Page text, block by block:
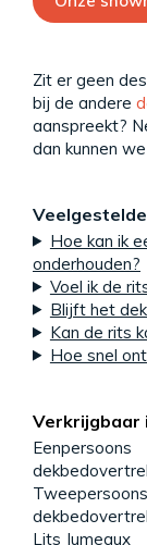
Zit er geen
bij de andere
aanspreekt?
dan kunnen
Hoe kan ik
onderhouden?
Voel ik de
Blijft het
Kan de rits
Hoe snel
Verkrijgbaar
Eenpersoons
Tweepersoons
Lits Jumeaux